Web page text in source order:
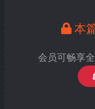
本
会员可畅享